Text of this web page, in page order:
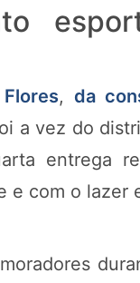
, da
a vez do
entrega
com o lazer